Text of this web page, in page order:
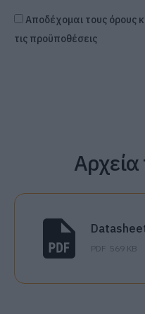
Αποδέχομαι τους όρους
τις προϋποθέσεις
PDF 569 KB